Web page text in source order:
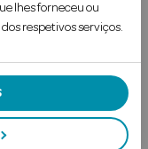
lhes forneceu ou
respetivos serviços.